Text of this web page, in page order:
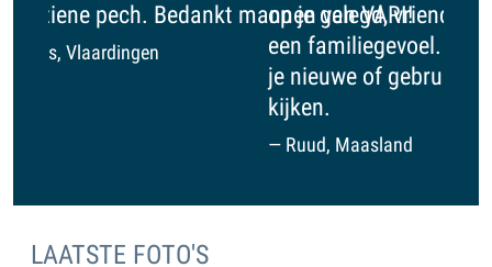
op je gelegd, vriendelijk, menselijk, bijna
een familiegevoel. Een aanrader om voor
je nieuwe of gebruikte auto te gaan
LAATSTE FOTO'S